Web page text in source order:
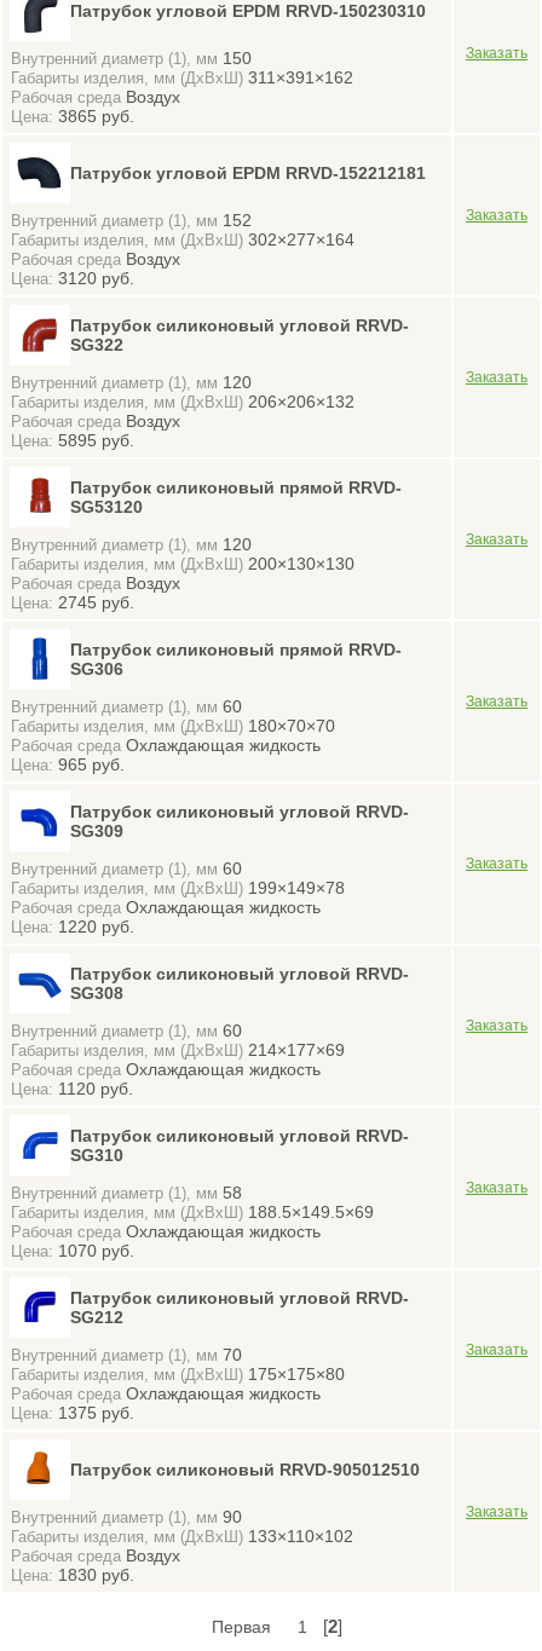
Патрубок угловой EPDM RRVD-150230310
Внутренний диаметр (1), мм 150
Габариты изделия, мм (ДхВхШ) 311×391×162
Рабочая среда Воздух
Цена: 3865 руб.
Патрубок угловой EPDM RRVD-152212181
Внутренний диаметр (1), мм 152
Габариты изделия, мм (ДхВхШ) 302×277×164
Рабочая среда Воздух
Цена: 3120 руб.
Патрубок силиконовый угловой RRVD-
SG322
Внутренний диаметр (1), мм 120
Габариты изделия, мм (ДхВхШ) 206×206×132
Рабочая среда Воздух
Цена: 5895 руб.
Патрубок силиконовый прямой RRVD-
SG53120
Внутренний диаметр (1), мм 120
Габариты изделия, мм (ДхВхШ) 200×130×130
Рабочая среда Воздух
Цена: 2745 руб.
Патрубок силиконовый прямой RRVD-
SG306
Внутренний диаметр (1), мм 60
Габариты изделия, мм (ДхВхШ) 180×70×70
Рабочая среда Охлаждающая жидкость
Цена: 965 руб.
Патрубок силиконовый угловой RRVD-
SG309
Внутренний диаметр (1), мм 60
Габариты изделия, мм (ДхВхШ) 199×149×78
Рабочая среда Охлаждающая жидкость
Цена: 1220 руб.
Патрубок силиконовый угловой RRVD-
SG308
Внутренний диаметр (1), мм 60
Габариты изделия, мм (ДхВхШ) 214×177×69
Рабочая среда Охлаждающая жидкость
Цена: 1120 руб.
Патрубок силиконовый угловой RRVD-
SG310
Внутренний диаметр (1), мм 58
Габариты изделия, мм (ДхВхШ) 188.5×149.5×69
Рабочая среда Охлаждающая жидкость
Цена: 1070 руб.
Патрубок силиконовый угловой RRVD-
SG212
Внутренний диаметр (1), мм 70
Габариты изделия, мм (ДхВхШ) 175×175×80
Рабочая среда Охлаждающая жидкость
Цена: 1375 руб.
Патрубок силиконовый RRVD-905012510
Внутренний диаметр (1), мм 90
Габариты изделия, мм (ДхВхШ) 133×110×102
Рабочая среда Воздух
Цена: 1830 руб.
Первая 1 [2]